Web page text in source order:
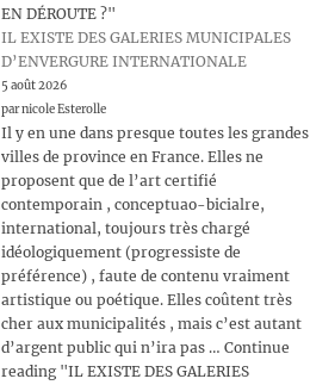
EN DÉROUTE ?"
IL EXISTE DES GALERIES MUNICIPALES
D’ENVERGURE INTERNATIONALE
5 août 2026
par nicole Esterolle
Il y en une dans presque toutes les grandes
villes de province en France. Elles ne
proposent que de l’art certifié
contemporain , conceptuao-bicialre,
international, toujours très chargé
idéologiquement (progressiste de
préférence) , faute de contenu vraiment
artistique ou poétique. Elles coûtent très
cher aux municipalités , mais c’est autant
d’argent public qui n’ira pas … Continue
reading "IL EXISTE DES GALERIES